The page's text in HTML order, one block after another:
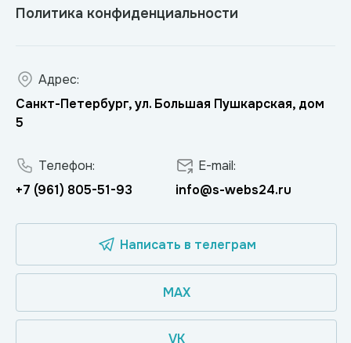
Политика конфиденциальности
Адрес:
Санкт-Петербург, ул. Большая Пушкарская, дом
5
Телефон:
+7 (961) 805-51-93
E-mail:
info@s-webs24.ru
Написать в телеграм
MAX
VK